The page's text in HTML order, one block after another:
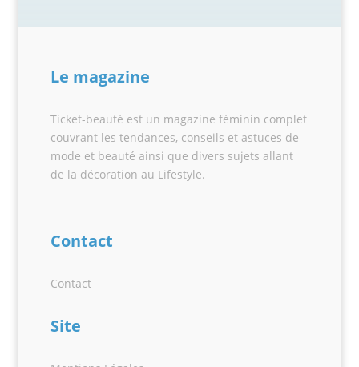
Le magazine
Ticket-beauté est un magazine féminin complet
couvrant les tendances, conseils et astuces de
mode et beauté ainsi que divers sujets allant
de la décoration au Lifestyle.
Contact
Contact
Site